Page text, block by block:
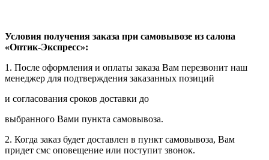
Условия получения заказа при самовывозе из салона
«Оптик-Экспресс»:
1. После оформления и оплаты заказа Вам перезвонит наш
менеджер для подтверждения заказанных позиций
и согласования сроков доставки до
выбранного Вами пункта самовывоза.
2. Когда заказ будет доставлен в пункт самовывоза, Вам
придет смс оповещение или поступит звонок.